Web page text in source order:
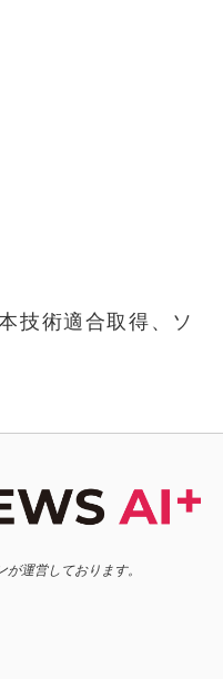
技術適合取得、ソ
が運営しております。